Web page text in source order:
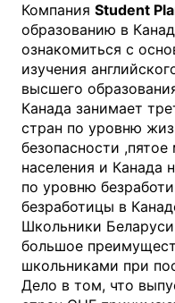
Компания Student
образованию в
ознакомиться с
изучения
высшего
Канада занимает
стран по уровню
безопасности
населения и Канада
по уровню
безработицы в
Школьники
большое
школьниками при
Дело в том, что